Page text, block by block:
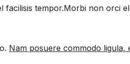
facilisis tempor.Morbi non orci
Nam posuere commodo ligula,